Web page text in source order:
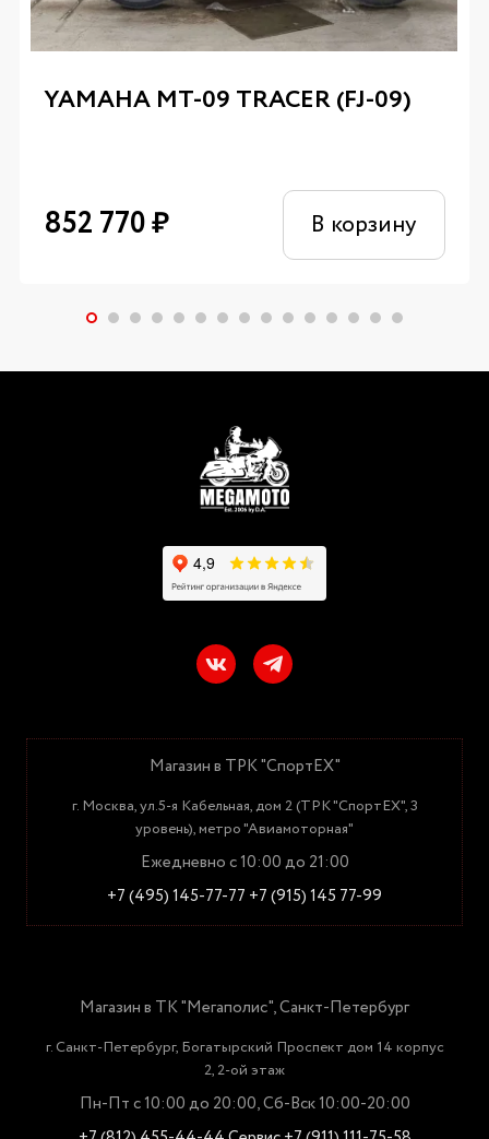
YAMAHA MT-09 TRACER (FJ-09)
852 770₽ В корзину
Магазин в ТРК "СпортЕХ"
г. Москва, ул.5-я Кабельная, дом 2 (ТРК "СпортЕХ", 3
уровень), метро "Авиамоторная"
Ежедневно с 10:00 до 21:00
+7 (495) 145-77-77 +7 (915) 145 77-99
Магазин в ТК "Мегаполис", Санкт-Петербург
г. Санкт-Петербург, Богатырский Проспект дом 14 корпус
2, 2-ой этаж
Пн-Пт с 10:00 до 20:00, Сб-Вск 10:00-20:00